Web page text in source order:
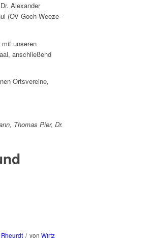
Alexander
(OV Goch-Weeze-
mit unseren
anschließend
Ortsvereine,
Thomas Pier, Dr.
Rheurdt / von Wirtz